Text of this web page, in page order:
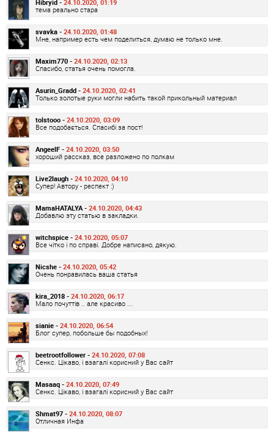
Hibryid - 24.10.2020, 01:19
тема реально стара
svavka - 24.10.2020, 01:48
Мне, например есть чем поделиться, думаю не только мне.
Maxim770 - 24.10.2020, 02:13
Спасибо, статья очень помогла.
Asurin_Gradd - 24.10.2020, 02:41
Только золотые руки могли набить такой прикольный материал
tolstooo - 24.10.2020, 03:09
Все подобається. Спасибі за пост!
AngeelF - 24.10.2020, 03:50
хороший рассказ, все разложено по полкам
Live2laugh - 24.10.2020, 04:10
Супер! Автору - респект :)
MamaHATALYA - 24.10.2020, 04:43
Добавлю эту статью в закладки.
witchspice - 24.10.2020, 05:07
Все чітко і по справі. Добре написано, дякую.
Nicshe - 24.10.2020, 05:42
Очень понравилась ваша статья
kira_2018 - 24.10.2020, 06:17
Мало почуттів .. але красиво ...
sianie - 24.10.2020, 06:54
Блог супер, побольше бы подобных!
beetrootfollower - 24.10.2020, 07:08
Сенкс. Цікаво, і взагалі корисний у Вас сайт
Masaaq - 24.10.2020, 07:49
Сенкс. Цікаво, і взагалі корисний у Вас сайт
Shmat97 - 24.10.2020, 08:07
Отличная Инфа